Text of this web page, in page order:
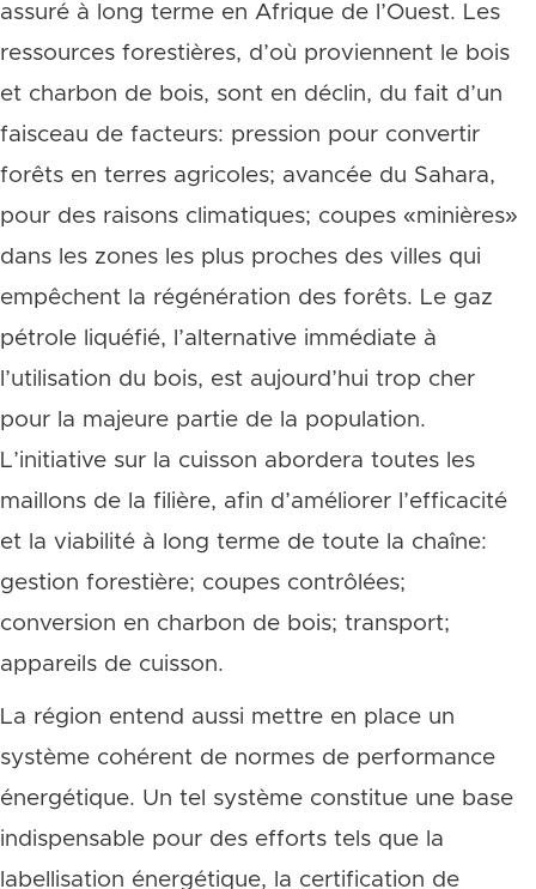
assuré à long terme en Afrique de l’Ouest. Les
ressources forestières, d’où proviennent le bois
et charbon de bois, sont en déclin, du fait d’un
faisceau de facteurs: pression pour convertir
forêts en terres agricoles; avancée du Sahara,
pour des raisons climatiques; coupes «minières»
dans les zones les plus proches des villes qui
empêchent la régénération des forêts. Le gaz
pétrole liquéfié, l’alternative immédiate à
l’utilisation du bois, est aujourd’hui trop cher
pour la majeure partie de la population.
L’initiative sur la cuisson abordera toutes les
maillons de la filière, afin d’améliorer l’efficacité
et la viabilité à long terme de toute la chaîne:
gestion forestière; coupes contrôlées;
conversion en charbon de bois; transport;
appareils de cuisson.
La région entend aussi mettre en place un
système cohérent de normes de performance
énergétique. Un tel système constitue une base
indispensable pour des efforts tels que la
labellisation énergétique, la certification de